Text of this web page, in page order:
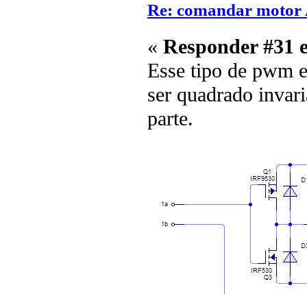
Re: comandar motor
« Responder #31
Esse tipo de pwm
ser quadrado
parte.